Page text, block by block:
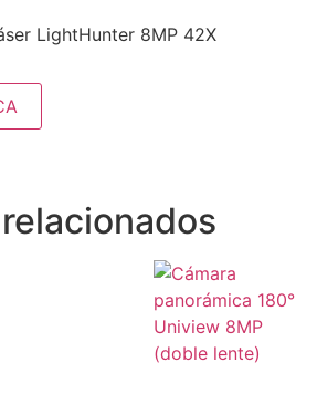
LightHunter 8MP 42X